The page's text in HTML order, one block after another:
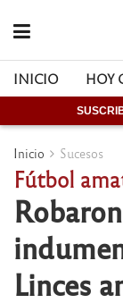
INICIO HOY
Inicio Sucesos
Fútbol
Linces